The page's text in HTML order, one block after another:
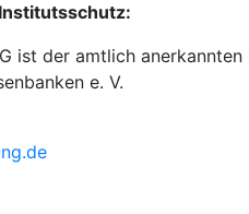
ist der amtlich
e. V.